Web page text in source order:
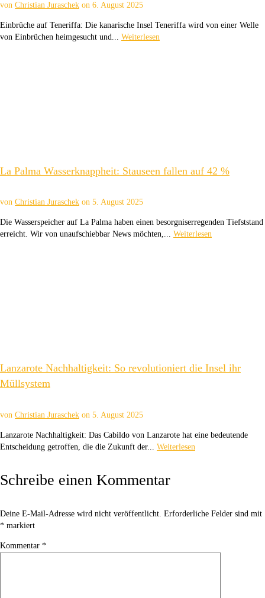
von Christian Juraschek on 6. August 2025
Einbrüche auf Teneriffa: Die kanarische Insel Teneriffa wird von einer Welle
von Einbrüchen heimgesucht und... Weiterlesen
La Palma Wasserknappheit: Stauseen fallen auf 42 %
von Christian Juraschek on 5. August 2025
Die Wasserspeicher auf La Palma haben einen besorgniserregenden Tiefststand
erreicht. Wir von unaufschiebbar News möchten,... Weiterlesen
Lanzarote Nachhaltigkeit: So revolutioniert die Insel ihr
Müllsystem
von Christian Juraschek on 5. August 2025
Lanzarote Nachhaltigkeit: Das Cabildo von Lanzarote hat eine bedeutende
Entscheidung getroffen, die die Zukunft der... Weiterlesen
Schreibe einen Kommentar
Deine E-Mail-Adresse wird nicht veröffentlicht. Erforderliche Felder sind mit
* markiert
Kommentar *